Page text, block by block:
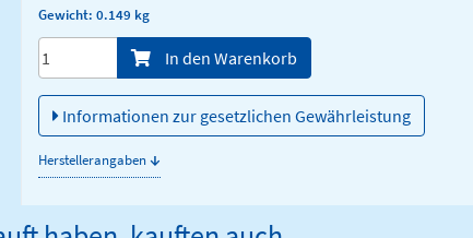
Gewicht: 0.149 kg
Menge/Pieces In den Warenkorb
Informationen zur gesetzlichen Gewährleistung
Herstellerangaben↓